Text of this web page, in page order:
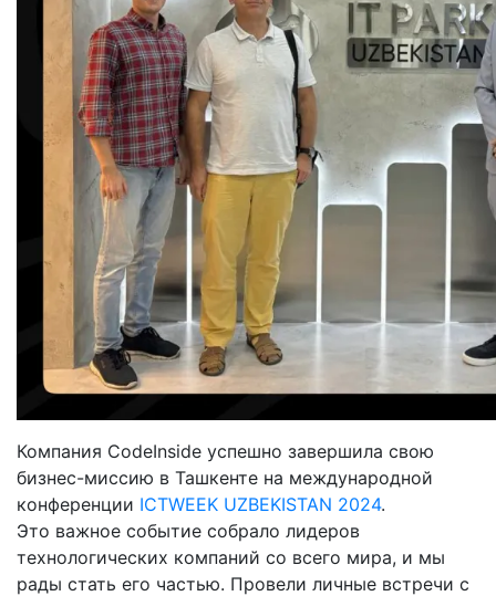
Компания CodeInside успешно завершила свою
бизнес-миссию в Ташкенте на международной
конференции ICTWEEK UZBEKISTAN 2024.
Это важное событие собрало лидеров
технологических компаний со всего мира, и мы
рады стать его частью. Провели личные встречи с